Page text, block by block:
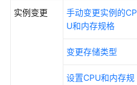
议
实例变更
手动变更实例的CP
U和内存规格
变更存储类型
设置CPU和内存规